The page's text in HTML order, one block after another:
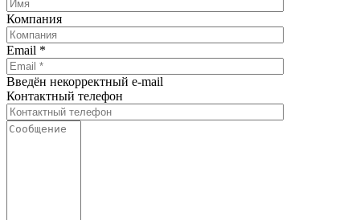
Компания
Email *
Введён некорректный e-mail
Контактный телефон